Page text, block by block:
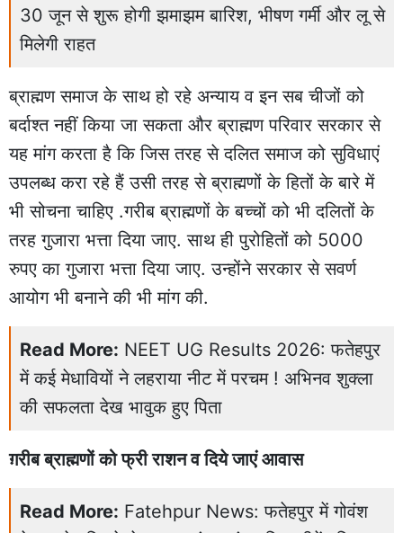
30 जून से शुरू होगी झमाझम बारिश, भीषण गर्मी और लू से
मिलेगी राहत
ब्राह्मण समाज के साथ हो रहे अन्याय व इन सब चीजों को
बर्दाश्त नहीं किया जा सकता और ब्राह्मण परिवार सरकार से
यह मांग करता है कि जिस तरह से दलित समाज को सुविधाएं
उपलब्ध करा रहे हैं उसी तरह से ब्राह्मणों के हितों के बारे में
भी सोचना चाहिए .गरीब ब्राह्मणों के बच्चों को भी दलितों के
तरह गुजारा भत्ता दिया जाए. साथ ही पुरोहितों को 5000
रुपए का गुजारा भत्ता दिया जाए. उन्होंने सरकार से सवर्ण
आयोग भी बनाने की भी मांग की.
Read More: NEET UG Results 2026: फतेहपुर
में कई मेधावियों ने लहराया नीट में परचम ! अभिनव शुक्ला
की सफलता देख भावुक हुए पिता
ग़रीब ब्राह्मणों को फ्री राशन व दिये जाएं आवास
Read More: Fatehpur News: फतेहपुर में गोवंश